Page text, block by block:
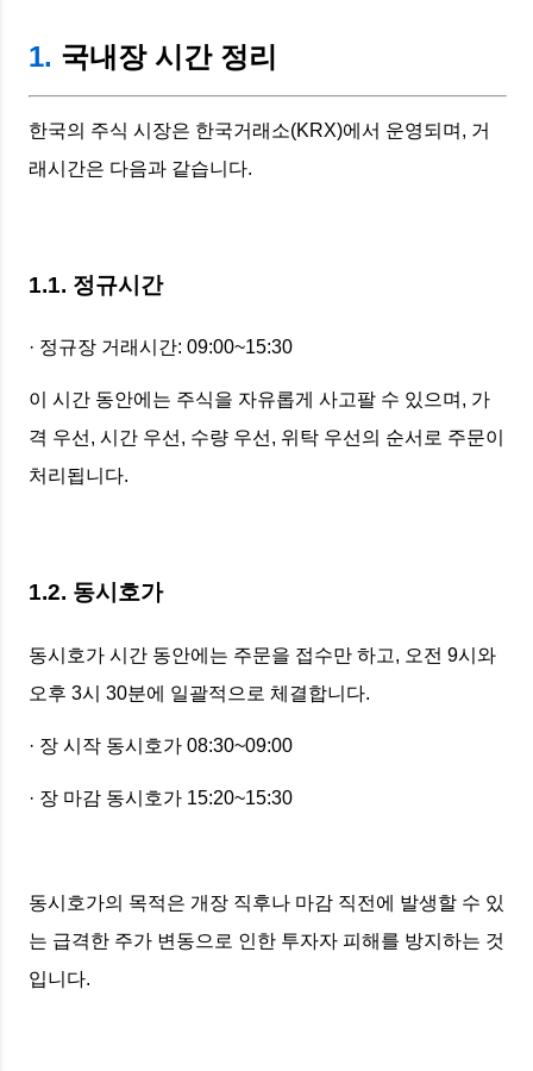
1. 국내장 시간 정리
한국의 주식 시장은 한국거래소(KRX)에서 운영되며, 거
래시간은 다음과 같습니다.
1.1. 정규시간
· 정규장 거래시간: 09:00~15:30
이 시간 동안에는 주식을 자유롭게 사고팔 수 있으며, 가
격 우선, 시간 우선, 수량 우선, 위탁 우선의 순서로 주문이
처리됩니다.
1.2. 동시호가
동시호가 시간 동안에는 주문을 접수만 하고, 오전 9시와
오후 3시 30분에 일괄적으로 체결합니다.
· 장 시작 동시호가 08:30~09:00
· 장 마감 동시호가 15:20~15:30
동시호가의 목적은 개장 직후나 마감 직전에 발생할 수 있
는 급격한 주가 변동으로 인한 투자자 피해를 방지하는 것
입니다.